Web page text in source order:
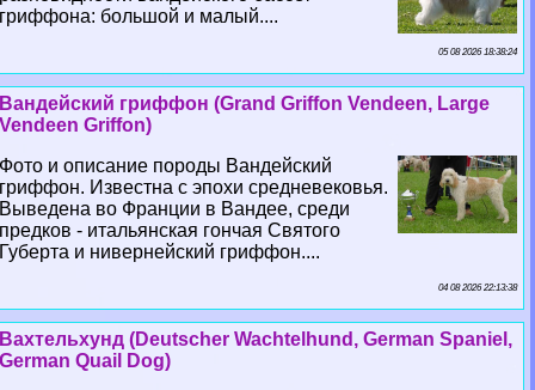
гриффона: большой и малый....
05 08 2026 18:38:24
Вандейский гриффон (Grand Griffon Vendeen, Large
Vendeen Griffon)
Фото и описание породы Вандейский
гриффон. Известна с эпохи средневековья.
Выведена во Франции в Вандее, среди
предков - итальянская гончая Святого
Губерта и нивернейский гриффон....
04 08 2026 22:13:38
Вахтельхунд (Deutscher Wachtelhund, German Spaniel,
German Quail Dog)